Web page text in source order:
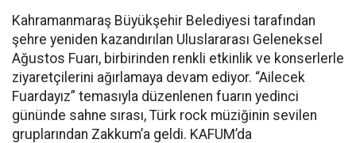
Kahramanmaraş Büyükşehir Belediyesi tarafından
şehre yeniden kazandırılan Uluslararası Geleneksel
Ağustos Fuarı, birbirinden renkli etkinlik ve konserlerle
ziyaretçilerini ağırlamaya devam ediyor. “Ailecek
Fuardayız” temasıyla düzenlenen fuarın yedinci
gününde sahne sırası, Türk rock müziğinin sevilen
gruplarından Zakkum’a geldi. KAFUM’da